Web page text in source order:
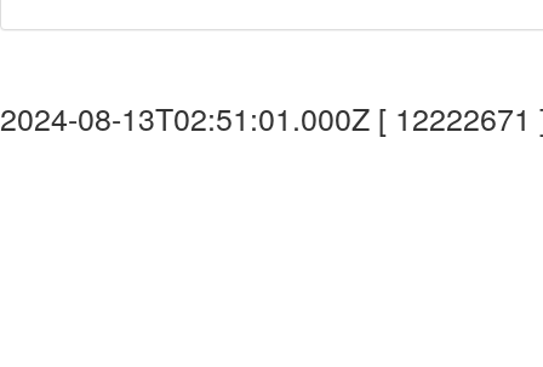
2024-08-13T02:51:01.000Z [ 12222671